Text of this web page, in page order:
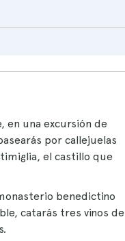
en una excursión de
por callejuelas
el castillo que
benedictino
catarás tres vinos de